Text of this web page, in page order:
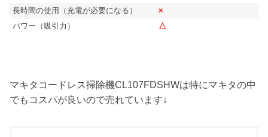
長時間の使用（充電が必要になる）
×
パワー（吸引力）
△
マキタコードレス掃除機CL107FDSHWは特にマキタの中
でもコスパが良いので売れています↓